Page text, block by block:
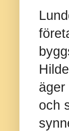
äger
och